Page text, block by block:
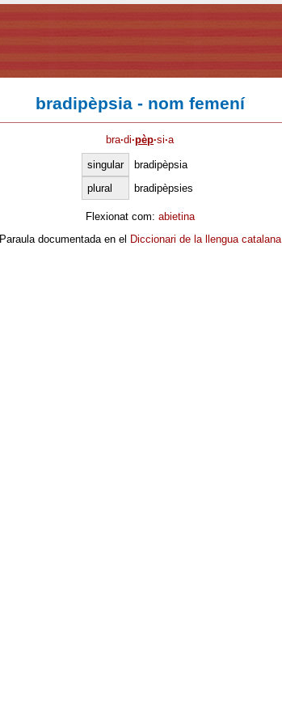
bradipèpsia - nom femení
bra·di·pèp·si·a
singular
bradipèpsia
plural
bradipèpsies
Flexionat com: abietina
Paraula documentada en el Diccionari de la llengua catalana